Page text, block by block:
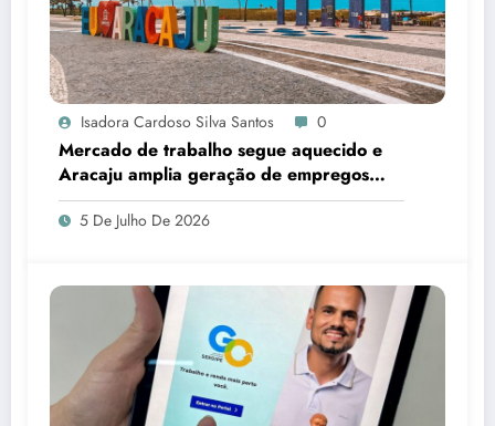
Isadora Cardoso Silva Santos 0
Mercado de trabalho segue aquecido e
Aracaju amplia geração de empregos
formais
5 De Julho De 2026